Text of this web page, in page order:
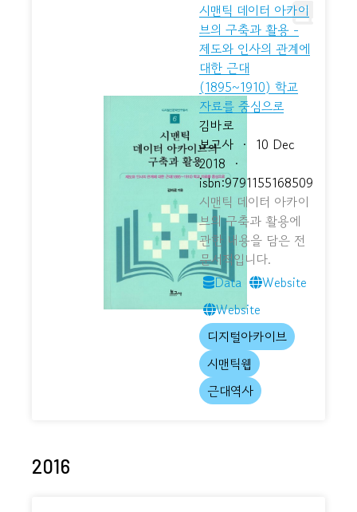
시맨틱 데이터 아카이
브의 구축과 활용 -
제도와 인사의 관계에
대한 근대
(1895~1910) 학교
자료를 중심으로
김바로
보고사 · 10 Dec
2018 ·
isbn:9791155168509
시맨틱 데이터 아카이
브의 구축과 활용에
관한 내용을 담은 전
문서적입니다.
Data
Website
Website
디지털아카이브
시맨틱웹
근대역사
2016